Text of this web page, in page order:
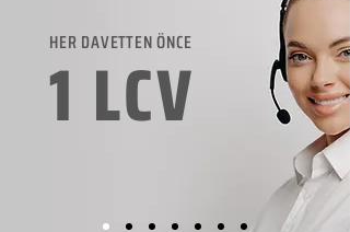
HER DAVETTEN ÖNCE
1 LCV